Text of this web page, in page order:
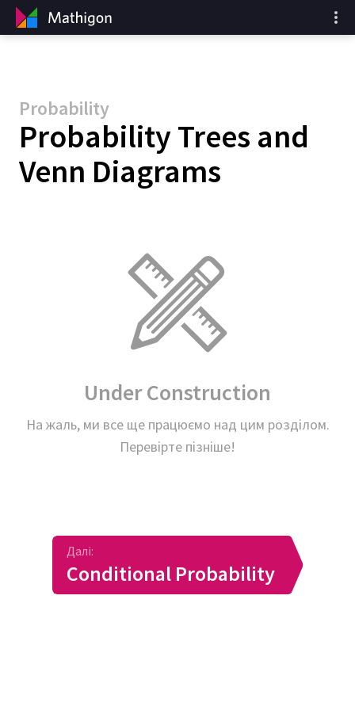
Probability
Probability Trees and
Venn Diagrams
Under Construction
На жаль, ми все ще працюємо над цим розділом.
Перевірте пізніше!
Далі:
Conditional Probability